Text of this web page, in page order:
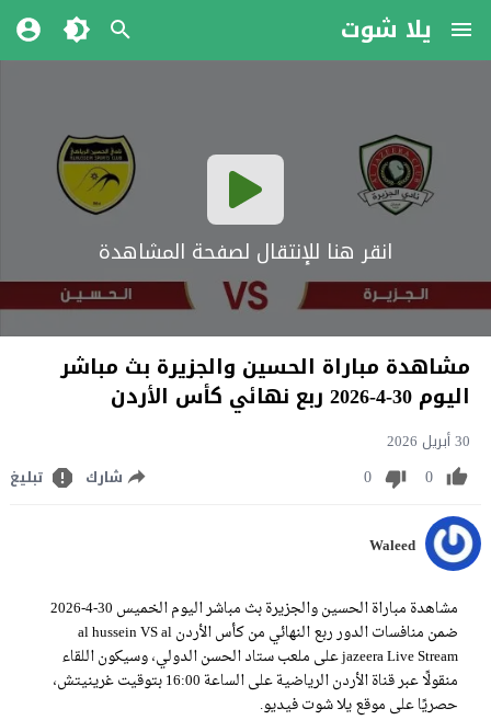
يلا شوت
انقر هنا للإنتقال لصفحة المشاهدة
مشاهدة مباراة الحسين والجزيرة بث مباشر
اليوم 30-4-2026 ربع نهائي كأس الأردن
30 أبريل 2026
0
0 شارك تبليغ
Waleed
مشاهدة مباراة الحسين والجزيرة بث مباشر اليوم الخميس 30-4-2026
ضمن منافسات الدور ربع النهائي من كأس الأردن al hussein VS al
jazeera Live Stream على ملعب ستاد الحسن الدولي، وسيكون اللقاء
منقولًا عبر قناة الأردن الرياضية على الساعة 16:00 بتوقيت غرينيتش،
حصريًا على موقع يلا شوت فيديو.